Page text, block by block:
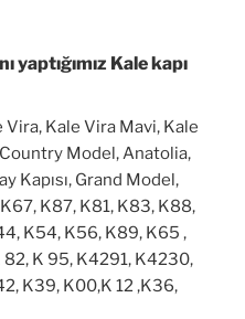
yaptığımız Kale kapı
Kale Vira Mavi, Kale
Model, Anatolia,
Kapısı, Grand Model,
K87, K81, K83, K88,
K54, K56, K89, K65 ,
K 95, K4291, K4230,
K39, K00,K 12 ,K36,